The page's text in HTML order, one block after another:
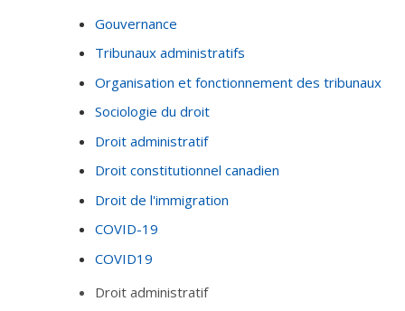
Gouvernance
Tribunaux administratifs
Organisation et fonctionnement des tribunaux
Sociologie du droit
Droit administratif
Droit constitutionnel canadien
Droit de l'immigration
COVID-19
COVID19
Droit administratif